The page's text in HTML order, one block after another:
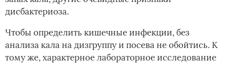
дисбактериоза.
Чтобы определить кишечные инфекции, без
анализа кала на дизгруппу и посева не обойтись. К
тому же, характерное лабораторное исследование